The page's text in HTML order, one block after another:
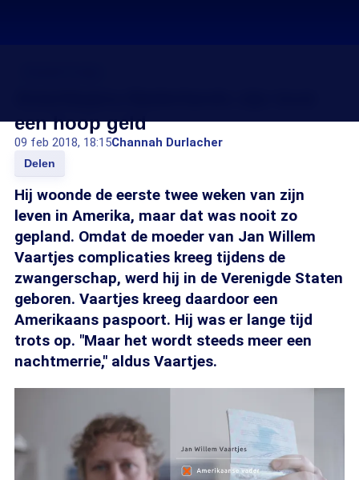
een hoop geld
09 feb 2018, 18:15Channah Durlacher
Delen
Hij woonde de eerste twee weken van zijn
leven in Amerika, maar dat was nooit zo
gepland. Omdat de moeder van Jan Willem
Vaartjes complicaties kreeg tijdens de
zwangerschap, werd hij in de Verenigde Staten
geboren. Vaartjes kreeg daardoor een
Amerikaans paspoort. Hij was er lange tijd
trots op. "Maar het wordt steeds meer een
nachtmerrie," aldus Vaartjes.